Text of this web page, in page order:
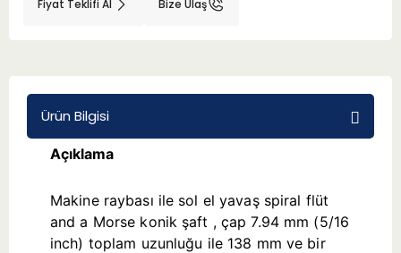
Adaptörler
Aksesuarlar
Fiyat Teklifi Al Bize Ulaş
Ürün Bilgisi
Açıklama
Makine raybası ile sol el yavaş spiral flüt
and a Morse konik şaft , çap 7.94 mm (5/16
inch) toplam uzunluğu ile 138 mm ve bir